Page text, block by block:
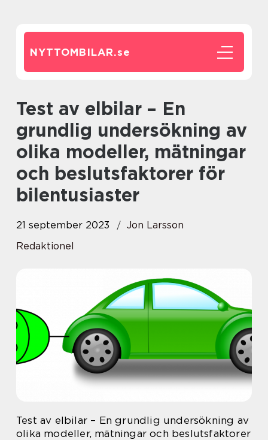
NYTTOMBILAR.se
Test av elbilar – En
grundlig undersökning av
olika modeller, mätningar
och beslutsfaktorer för
bilentusiaster
21 september 2023
Jon Larsson
Redaktionel
Test av elbilar – En grundlig undersökning av
olika modeller, mätningar och beslutsfaktorer